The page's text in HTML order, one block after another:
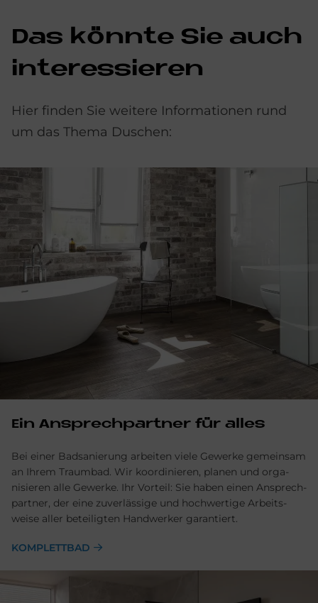
Das könnte Sie auch
interessieren
Hier finden Sie weitere Informationen rund
um das Thema Duschen:
Ein Ansprechpartner für alles
Bei einer Badsanierung arbeiten viele Gewerke gemein­sam
an Ihrem Traum­bad. Wir ko­ordinieren, planen und orga­
nisieren alle Ge­werke. Ihr Vor­teil: Sie haben einen Ansprech­
partner, der eine zu­verlässige und hoch­wertige Arbeits­
weise aller be­teiligten Hand­werker garantiert.
KOMPLETTBAD